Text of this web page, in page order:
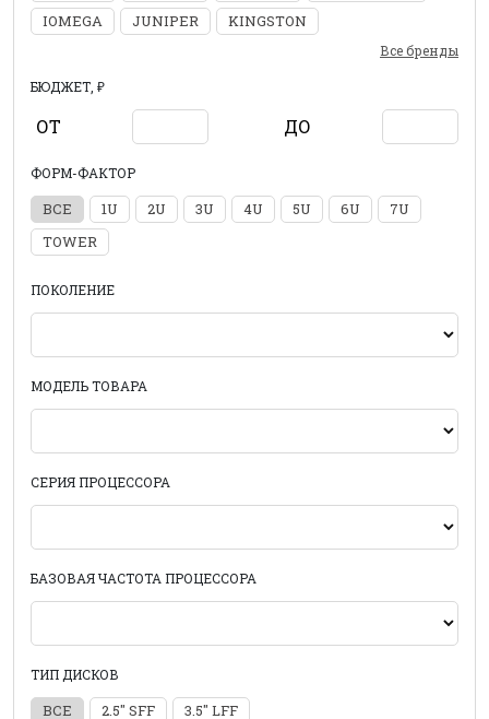
IOMEGA JUNIPER KINGSTON
Все бренды
БЮДЖЕТ, ₽
ОТ ДО
ФОРМ-ФАКТОР
ВСЕ 1U 2U 3U 4U 5U 6U
7U
TOWER
ПОКОЛЕНИЕ
МОДЕЛЬ ТОВАРА
СЕРИЯ ПРОЦЕССОРА
БАЗОВАЯ ЧАСТОТА ПРОЦЕССОРА
ТИП ДИСКОВ
ВСЕ 2.5" SFF 3.5" LFF